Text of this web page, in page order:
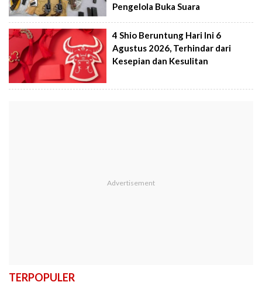
Pengelola Buka Suara
4 Shio Beruntung Hari Ini 6
Agustus 2026, Terhindar dari
Kesepian dan Kesulitan
TERPOPULER